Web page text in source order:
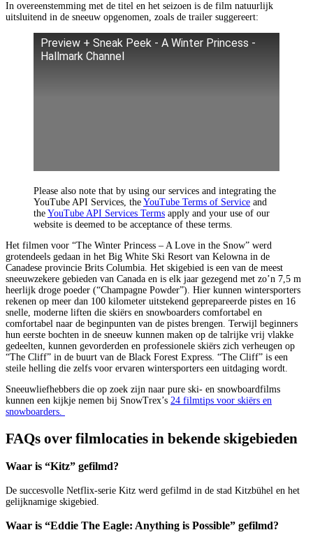
In overeenstemming met de titel en het seizoen is de film natuurlijk
uitsluitend in de sneeuw opgenomen, zoals de trailer suggereert:
Preview + Sneak Peek - A Winter Princess -
Hallmark Channel
Please also note that by using our services and integrating the
YouTube API Services, the YouTube Terms of Service and
the YouTube API Services Terms apply and your use of our
website is deemed to be acceptance of these terms.
Het filmen voor “The Winter Princess – A Love in the Snow” werd
grotendeels gedaan in het Big White Ski Resort van Kelowna in de
Canadese provincie Brits Columbia. Het skigebied is een van de meest
sneeuwzekere gebieden van Canada en is elk jaar gezegend met zo’n 7,5 m
heerlijk droge poeder (“Champagne Powder”). Hier kunnen wintersporters
rekenen op meer dan 100 kilometer uitstekend geprepareerde pistes en 16
snelle, moderne liften die skiërs en snowboarders comfortabel en
comfortabel naar de beginpunten van de pistes brengen. Terwijl beginners
hun eerste bochten in de sneeuw kunnen maken op de talrijke vrij vlakke
gedeelten, kunnen gevorderden en professionele skiërs zich verheugen op
“The Cliff” in de buurt van de Black Forest Express. “The Cliff” is een
steile helling die zelfs voor ervaren wintersporters een uitdaging wordt.
Sneeuwliefhebbers die op zoek zijn naar pure ski- en snowboardfilms
kunnen een kijkje nemen bij SnowTrex’s 24 filmtips voor skiërs en
snowboarders.
FAQs over filmlocaties in bekende skigebieden
Waar is “Kitz” gefilmd?
De succesvolle Netflix-serie Kitz werd gefilmd in de stad Kitzbühel en het
gelijknamige skigebied.
Waar is “Eddie The Eagle: Anything is Possible” gefilmd?